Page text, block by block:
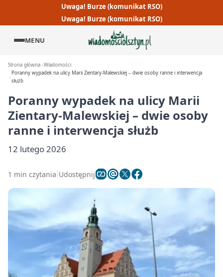
Uwaga! Burze (komunikat RSO)
Uwaga! Burze (komunikat RSO)
MENU
Strona główna Wiadomości
Poranny wypadek na ulicy Marii Zientary-Malewskiej – dwie osoby ranne i interwencja
służb
Poranny wypadek na ulicy Marii
Zientary-Malewskiej – dwie osoby
ranne i interwencja służb
12 lutego 2026
1 min czytania Udostępnij